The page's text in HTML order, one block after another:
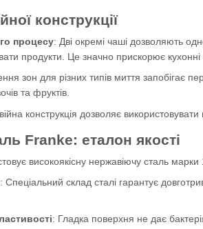
конструкції
процесу: Дві окремі чаші дозволяють
продукти. Це значно прискорює кухонні
зон для різних типів миття
та фруктів.
конструкція дозволяє
Franke: еталон якості
високоякісну нержавіючу сталь
: Спеціальний склад сталі гарантує
: Гладка поверхня не дає